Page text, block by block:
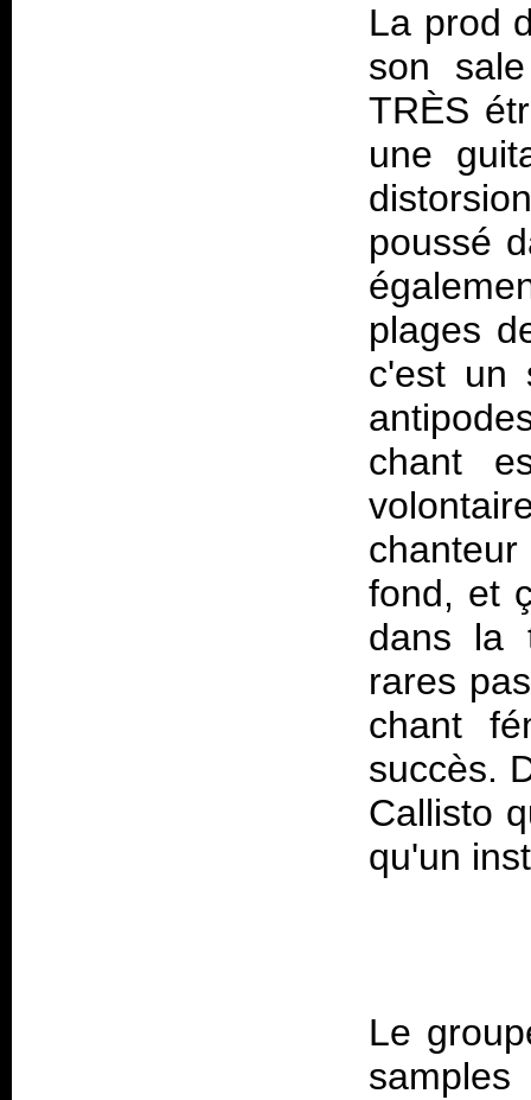
La prod
son
TRÈS
une
poussé
plages
c'est un
chant
fond, et
dans la
rares
chant
succès.
Callisto
Le